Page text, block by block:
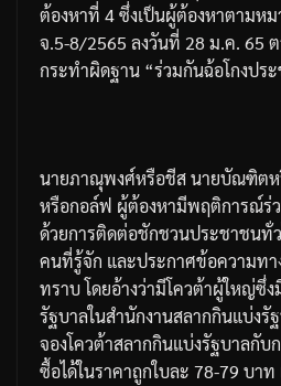
ต้องหาที่ 4ซึ่งเป็นผู้ต้องหาตามห
จ.5-8/2565 ลงวันที่ 28ม.ค. 65
กระทำผิดฐาน “ร่วมกันฉ้อโกงปร
นายภาณุพงศ์หรือชีสนายบัณฑิตห
หรือกอล์ฟ ผู้ต้องหามีพฤติการณ์ร่
ด้วยการติดต่อชักชวนประชาชนทั่
คนที่รู้จัก และประกาศข้อความทา
ทราบโดยอ้างว่ามีโควต้าผู้ใหญ่ซึ่
รัฐบาลในสำนักงานสลากกินแบ่งรั
จองโควต้าสลากกินแบ่งรัฐบาลกับ
ซื้อได้ในราคาถูกใบละ 78-79 บาท